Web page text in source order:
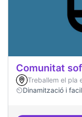
Comunitat
Treballem el pla
Dinamització i